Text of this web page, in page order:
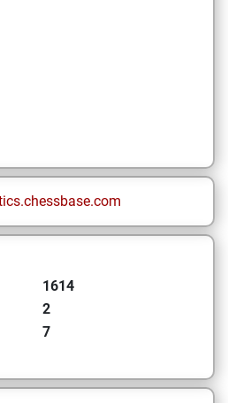
1614
2
7